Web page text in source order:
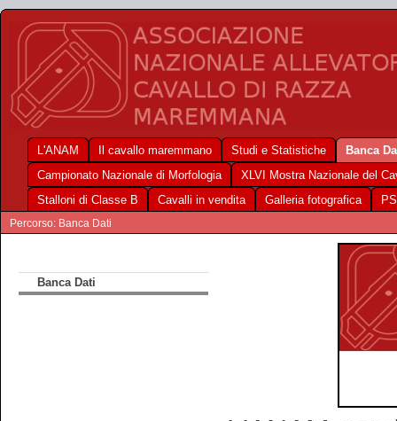
L'ANAM Il cavallo maremmano Studi e Statistiche
Banca
Campionato Nazionale di Morfologia
XLVI Mostra Nazionale del
Stalloni di Classe B
Cavalli in vendita Galleria fotografica
Percorso: Banca Dati
Banca Dati